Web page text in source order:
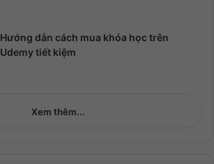
Hướng dẫn cách mua khóa học trên
Udemy tiết kiệm
Xem thêm...